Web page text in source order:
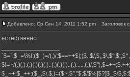
Добавлено: Ср Сен 14, 2011 1:52 pm Заголовок
естественно
`$=`;$_=\%!;($_)=/(.)/;$==++$|;($.,$/
$!=~/(.)(.).(.)(.)(.)(.)..(.)(.)(.)..(.)......(.)/
$_++;$_++;($_,$\,$,)=($~.$"."$;$/